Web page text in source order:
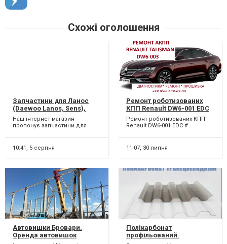
Схожі оголошення
Запчастини для Ланос
(Daewoo Lanos, Sens),
ТАВРИЯ, СЛАВУТА,
ГАЗЕЛЬ, ВОЛГА, Chevrolet
Наш інтернет-магазин
пропонує запчастини для
Lanos, Sens) оптом та в
роздр...
10:41, 5 серпня
Ремонт роботизованих
КПП Renault DW6-001 EDC
# 320108868R Espace
Talisman.
Ремонт роботизованих КПП
Renault DW6-001 EDC #
Ремонтуємо роботизовані...
11:07, 30 липня
Автовишки Бровари.
Оренда автовишок
Полікарбонат
профільований.